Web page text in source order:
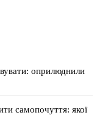
оприлюднили
самопочуття: якої